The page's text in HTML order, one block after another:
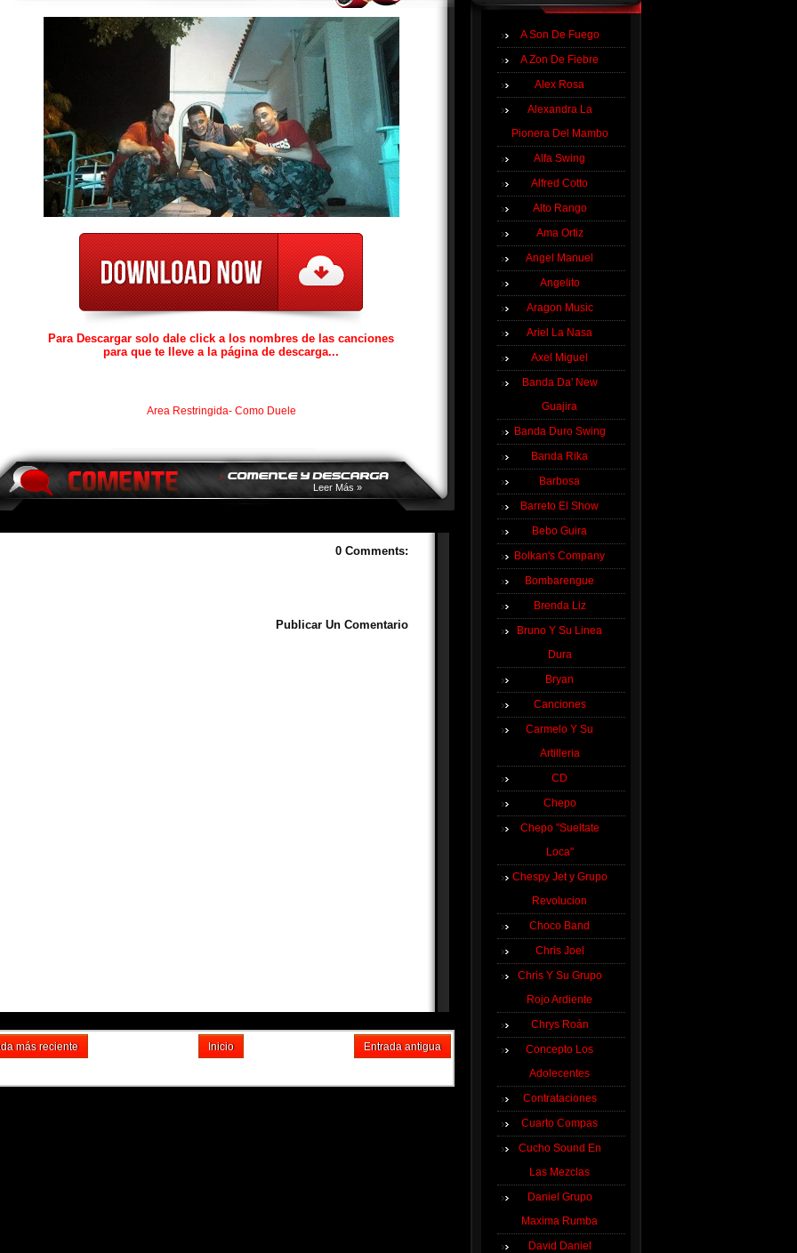
Para Descargar solo dale click a los nombres de las canciones
para que te lleve a la página de descarga...
Area Restringida- Como Duele
Leer Más »
0 Comments:
Publicar Un Comentario
más reciente Entrada antigua
Inicio
A Son De Fuego
A Zon De Fiebre
Alex Rosa
Alexandra La
Pionera Del Mambo
Alfa Swing
Alfred Cotto
Alto Rango
Ama Ortiz
Angel Manuel
Angelito
Aragon Music
Ariel La Nasa
Axel Miguel
Banda Da' New
Guajira
Banda Duro Swing
Banda Rika
Barbosa
Barreto El Show
Bebo Guira
Bolkan's Company
Bombarengue
Brenda Liz
Bruno Y Su Linea
Dura
Bryan
Canciones
Carmelo Y Su
Artilleria
CD
Chepo
Chepo "Sueltate
Loca"
Chespy Jet y Grupo
Revolucion
Choco Band
Chris Joel
Chris Y Su Grupo
Rojo Ardiente
Chrys Roán
Concepto Los
Adolecentes
Contrataciones
Cuarto Compas
Cucho Sound En
Las Mezclas
Daniel Grupo
Maxima Rumba
David Daniel